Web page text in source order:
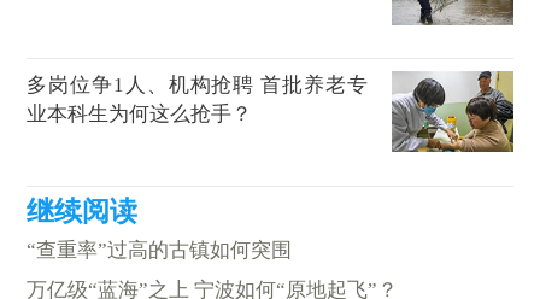
多岗位争1人、机构抢聘 首批养老专
业本科生为何这么抢手？
“查重率”过高的古镇如何突围
万亿级“蓝海”之上 宁波如何“原地起飞”？